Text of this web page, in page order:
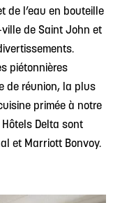
de l’eau en bouteille
de Saint John et
piétonnières
de réunion, la plus
primée à notre
Hôtels Delta sont
et Marriott Bonvoy.